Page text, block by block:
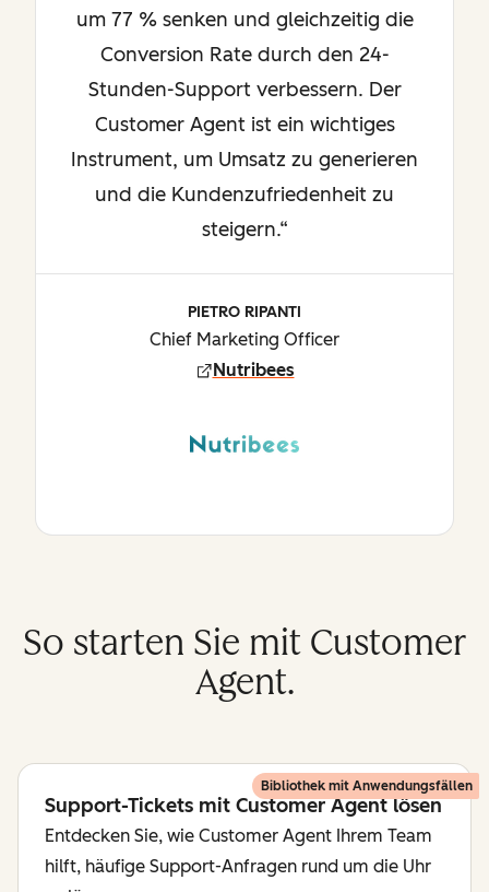
um 77 % senken und gleichzeitig die
Conversion Rate durch den 24-
Stunden-Support verbessern. Der
Customer Agent ist ein wichtiges
Instrument, um Umsatz zu generieren
und die Kundenzufriedenheit zu
steigern.“
PIETRO RIPANTI
Chief Marketing Officer
Nutribees
So starten Sie mit Customer
Agent.
Bibliothek mit Anwendungsfällen
Support-Tickets mit Customer Agent lösen
Entdecken Sie, wie Customer Agent Ihrem Team
hilft, häufige Support-Anfragen rund um die Uhr